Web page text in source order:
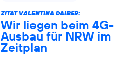
ZITAT VALENTINA DAIBER:
Wir liegen beim 4G-
Ausbau für NRW im
Zeitplan